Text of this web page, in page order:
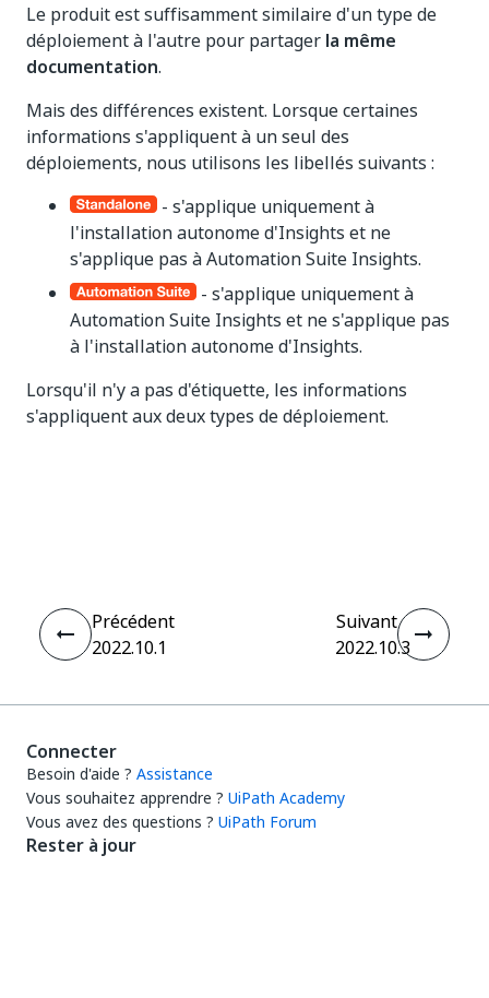
Le produit est suffisamment similaire d'un type de
déploiement à l'autre pour partager la même
documentation.
Mais des différences existent. Lorsque certaines
informations s'appliquent à un seul des
déploiements, nous utilisons les libellés suivants :
- s'applique uniquement à
l'installation autonome d'Insights et ne
s'applique pas à Automation Suite Insights.
- s'applique uniquement à
Automation Suite Insights et ne s'applique pas
à l'installation autonome d'Insights.
Lorsqu'il n'y a pas d'étiquette, les informations
s'appliquent aux deux types de déploiement.
Précédent
2022.10.1
Suivant
2022.10.3
Connecter
Besoin d'aide ? Assistance
Vous souhaitez apprendre ? UiPath Academy
Vous avez des questions ? UiPath Forum
Rester à jour